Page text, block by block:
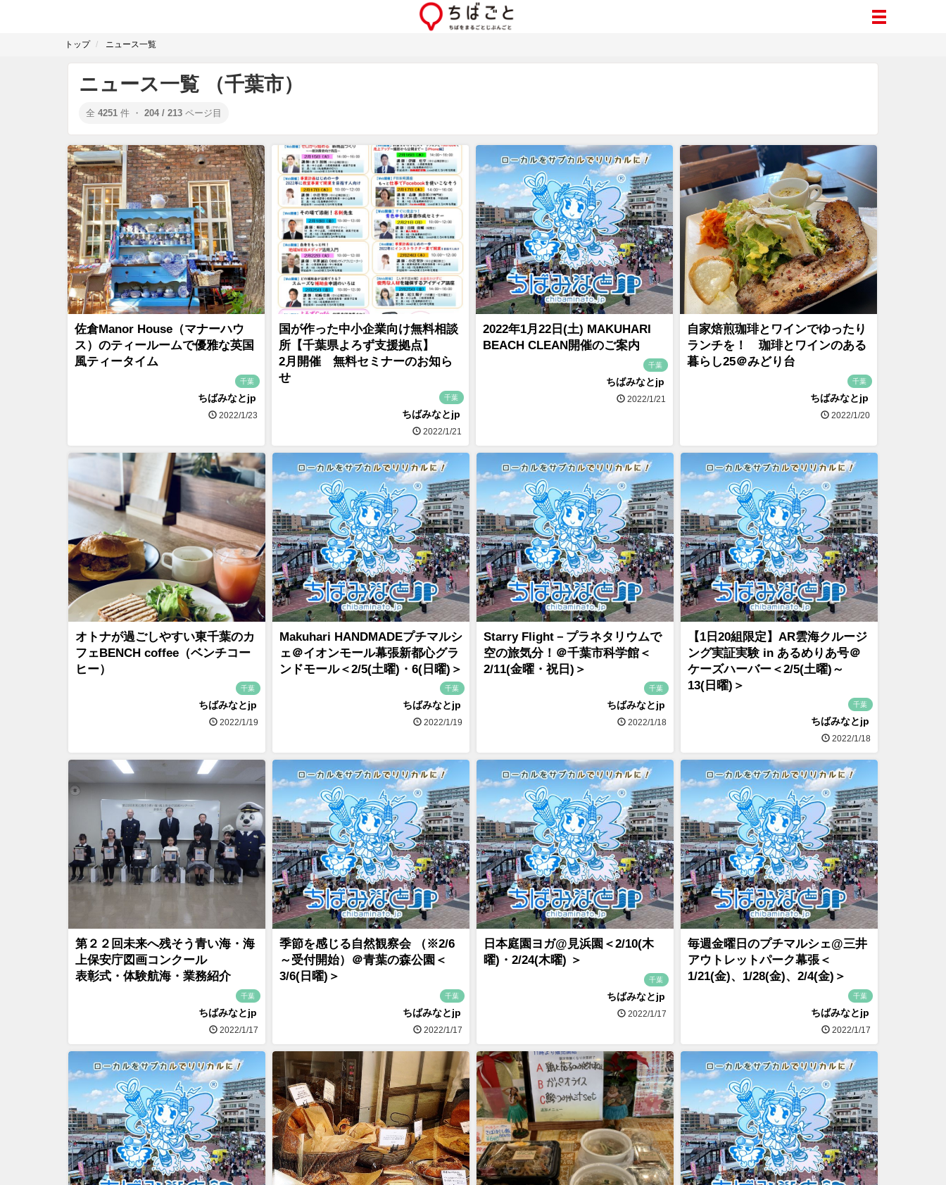
トップ ニュース一覧
ニュース一覧 （千葉市）
全 4251 件 ・ 204 / 213 ページ目
佐倉Manor House（マナーハウ
ス）のティールームで優雅な英国
風ティータイム
千葉
ちばみなとjp
2022/1/23
国が作った中小企業向け無料相談
所【千葉県よろず支援拠点】
2月開催 無料セミナーのお知ら
せ
千葉
ちばみなとjp
2022/1/21
2022年1月22日(土) MAKUHARI
BEACH CLEAN開催のご案内
千葉
ちばみなとjp
2022/1/21
自家焙煎珈琲とワインでゆったり
ランチを！ 珈琲とワインのある
暮らし25＠みどり台
千葉
ちばみなとjp
2022/1/20
オトナが過ごしやすい東千葉のカ
フェBENCH coffee（ベンチコー
ヒー）
千葉
ちばみなとjp
2022/1/19
Makuhari HANDMADEプチマルシ
ェ＠イオンモール幕張新都心グラ
ンドモール＜2/5(土曜)・6(日曜)＞
千葉
ちばみなとjp
2022/1/19
Starry Flight－プラネタリウムで
空の旅気分！＠千葉市科学館＜
2/11(金曜・祝日)＞
千葉
ちばみなとjp
2022/1/18
【1日20組限定】AR雲海クルージ
ング実証実験 in あるめりあ号＠
ケーズハーバー＜2/5(土曜)～
13(日曜)＞
千葉
ちばみなとjp
2022/1/18
第２２回未来へ残そう青い海・海
上保安庁図画コンクール
表彰式・体験航海・業務紹介
千葉
ちばみなとjp
2022/1/17
季節を感じる自然観察会 （※2/6
～受付開始）＠青葉の森公園＜
3/6(日曜)＞
千葉
ちばみなとjp
2022/1/17
日本庭園ヨガ@見浜園＜2/10(木
曜)・2/24(木曜) ＞
千葉
ちばみなとjp
2022/1/17
毎週金曜日のプチマルシェ@三井
アウトレットパーク幕張＜
1/21(金)、1/28(金)、2/4(金)＞
千葉
ちばみなとjp
2022/1/17